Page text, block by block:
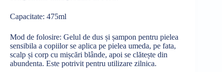
Capacitate: 475ml
Mod de folosire: Gelul de dus și șampon pentru pielea
sensibila a copiilor se aplica pe pielea umeda, pe fata,
scalp și corp cu mișcări blânde, apoi se clătește din
abundenta. Este potrivit pentru utilizare zilnica.